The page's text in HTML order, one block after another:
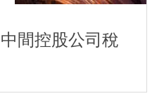
間控股公司稅